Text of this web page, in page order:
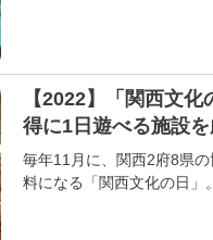
【2022】「関西文
得に1日遊べる施設
毎年11月に、関西2府8県
料になる「関西文化の日」